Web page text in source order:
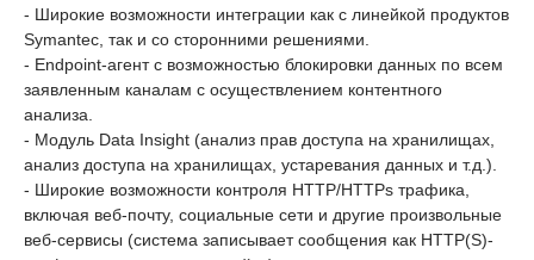
- Широкие возможности интеграции как с линейкой продуктов
Symantec, так и со сторонними решениями.
- Endpoint-агент с возможностью блокировки данных по всем
заявленным каналам с осуществлением контентного
анализа.
- Модуль Data Insight (анализ прав доступа на хранилищах,
анализ доступа на хранилищах, устаревания данных и т.д.).
- Широкие возможности контроля HTTP/HTTPs трафика,
включая веб-почту, социальные сети и другие произвольные
веб-сервисы (система записывает сообщения как HTTP(S)-